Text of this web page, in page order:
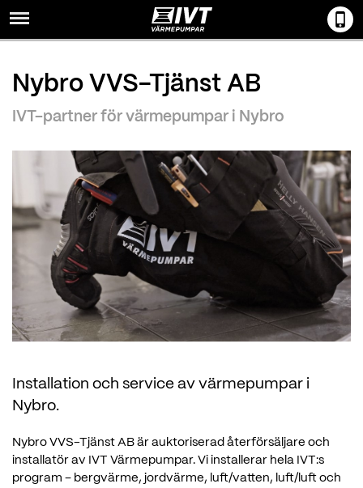
Nybro VVS-Tjänst AB
IVT-partner för värmepumpar i Nybro
Installation och service av värmepumpar i
Nybro.
Nybro VVS-Tjänst AB är auktoriserad återförsäljare och
installatör av IVT Värmepumpar. Vi installerar hela IVT:s
program – bergvärme, jordvärme, luft/vatten, luft/luft och